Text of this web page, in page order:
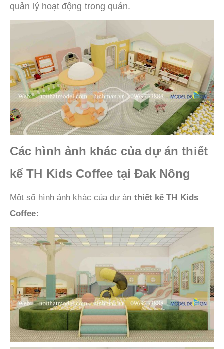
quản lý hoạt động trong quán.
Các hình ảnh khác của dự án thiết
kế TH Kids Coffee tại Đak Nông
Một số hình ảnh khác của dự án thiết kế TH Kids
Coffee: